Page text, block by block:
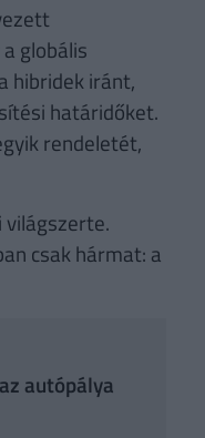
globális
hibridek iránt,
határidőket.
rendeletét,
csak hármat: a
autópálya